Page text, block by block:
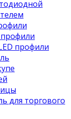
профили
для торгового